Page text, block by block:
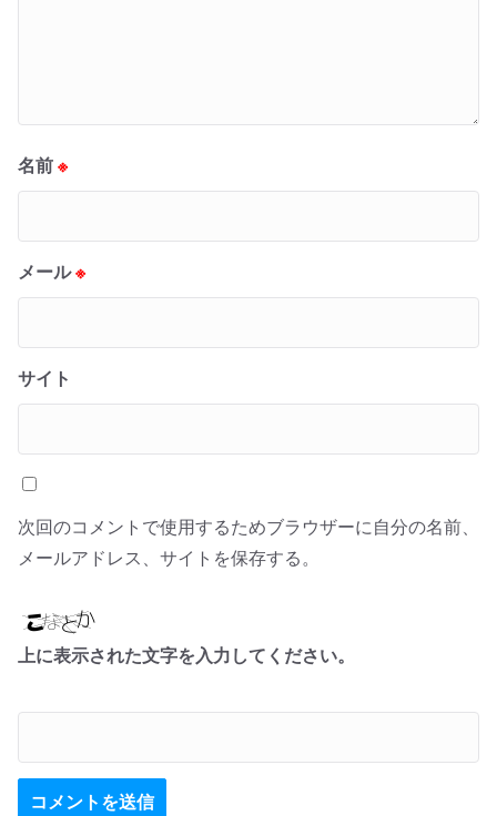
名前 ※
メール※
サイト
次回のコメントで使用するためブラウザーに自分の名前、
メールアドレス、サイトを保存する。
上に表示された文字を入力してください。